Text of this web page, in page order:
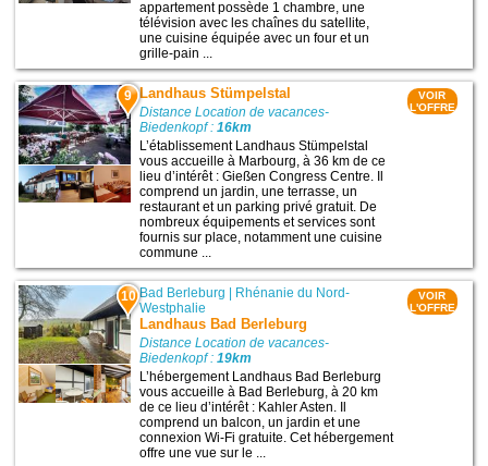
appartement possède 1 chambre, une
télévision avec les chaînes du satellite,
une cuisine équipée avec un four et un
grille-pain ...
9 Landhaus Stümpelstal
Distance Location de vacances-
Biedenkopf :16km
L’établissement Landhaus Stümpelstal
vous accueille à Marbourg, à 36 km de ce
lieu d’intérêt : Gießen Congress Centre. Il
comprend un jardin, une terrasse, un
restaurant et un parking privé gratuit. De
nombreux équipements et services sont
fournis sur place, notamment une cuisine
commune ...
VOIR
L'OFFRE
10 Bad Berleburg | Rhénanie du Nord-
Westphalie
Landhaus Bad Berleburg
Distance Location de vacances-
Biedenkopf :19km
L’hébergement Landhaus Bad Berleburg
vous accueille à Bad Berleburg, à 20 km
de ce lieu d’intérêt : Kahler Asten. Il
comprend un balcon, un jardin et une
connexion Wi-Fi gratuite. Cet hébergement
offre une vue sur le ...
VOIR
L'OFFRE